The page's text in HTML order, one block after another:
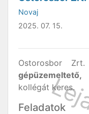
Novaj
2025. 07. 15.
Ostorosbor
kollégát keres.
Feladatok